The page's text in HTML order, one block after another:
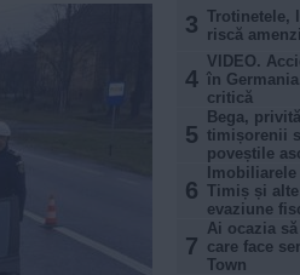
3 Trotinetele,
riscă
4
VIDEO.
în
critică
5
Bega,
timișorenii
poveștile
6 Timiș și
evaziune
7
Ai ocazia
care face
Town